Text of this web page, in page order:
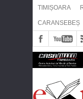
TIMIȘOARA
CARANSEBEȘ